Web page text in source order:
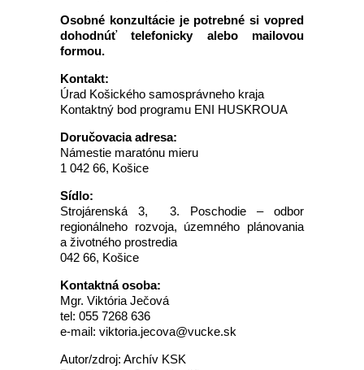
Osobné konzultácie je potrebné si vopred
dohodnúť telefonicky alebo mailovou
formou.
Kontakt:
Úrad Košického samosprávneho kraja
Kontaktný bod programu ENI HUSKROUA
Doručovacia adresa:
Námestie maratónu mieru
1 042 66, Košice
Sídlo:
Strojárenská 3, 3. Poschodie – odbor
regionálneho rozvoja, územného plánovania
a životného prostredia
042 66, Košice
Kontaktná osoba:
Mgr. Viktória Ječová
tel: 055 7268 636
e-mail: viktoria.jecova@vucke.sk
Autor/zdroj: Archív KSK